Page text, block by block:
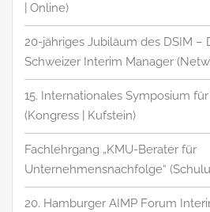
| Online)
20-jähriges Jubiläum des DSIM –
Schweizer Interim Manager
15. Internationales Symposium
(Kongress | Kufstein)
Fachlehrgang „KMU-Berater für
Unternehmensnachfolge“
20. Hamburger AIMP Forum